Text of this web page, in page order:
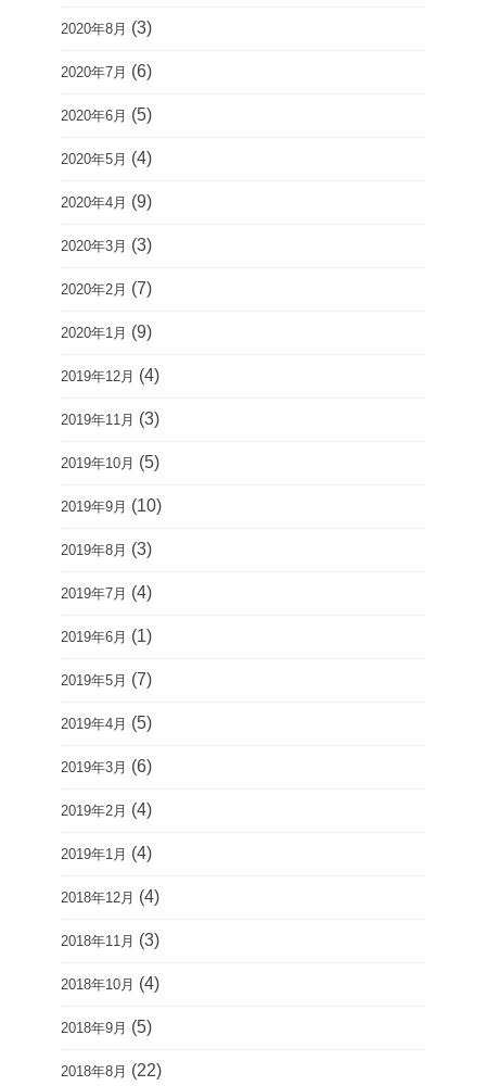
2020年8月 (3)
2020年7月 (6)
2020年6月 (5)
2020年5月 (4)
2020年4月 (9)
2020年3月 (3)
2020年2月 (7)
2020年1月 (9)
2019年12月 (4)
2019年11月 (3)
2019年10月 (5)
2019年9月 (10)
2019年8月 (3)
2019年7月 (4)
2019年6月 (1)
2019年5月 (7)
2019年4月 (5)
2019年3月 (6)
2019年2月 (4)
2019年1月 (4)
2018年12月 (4)
2018年11月 (3)
2018年10月 (4)
2018年9月 (5)
2018年8月 (22)